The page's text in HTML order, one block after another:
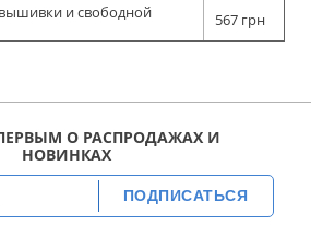
и свободной
567 грн
О РАСПРОДАЖАХ И
НОВИНКАХ
ПОДПИСАТЬСЯ